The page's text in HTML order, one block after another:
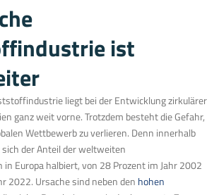
ist
liegt bei der Entwicklung zirkulärer
ganz weit vorne. Trotzdem besteht die Gefahr,
Wettbewerb zu verlieren. Denn innerhalb
der Anteil der weltweiten
Europa halbiert, von 28 Prozent im Jahr 2002
2022. Ursache sind neben den hohen